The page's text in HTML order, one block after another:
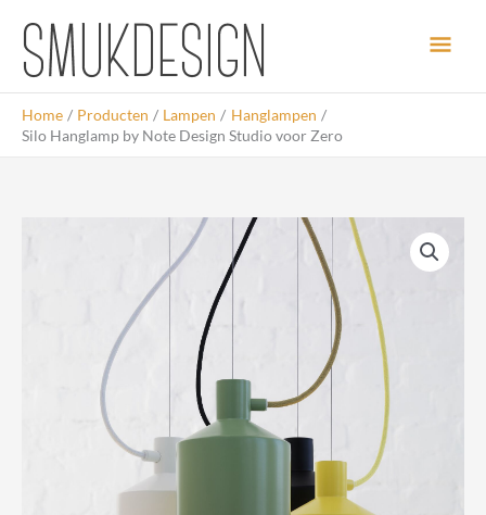
inhoud
Home Producten Lampen
Hanglampen
Silo Hanglamp by Note Design Studio voor Zero